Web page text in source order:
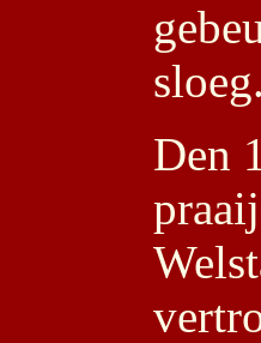
sloeg.
Den